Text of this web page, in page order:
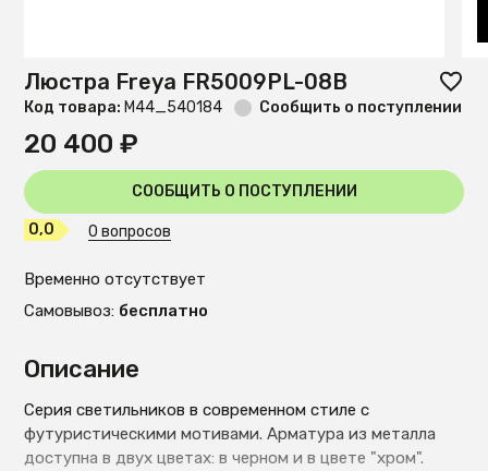
Описание
Серия светильников в современном стиле с
футуристическими мотивами. Арматура из металла
доступна в двух цветах: в черном и в цвете "хром".
Люстра Freya FR5009PL-08B
Код товара: М44_540184 Сообщить о поступлении
20 400 ₽
СООБЩИТЬ О ПОСТУПЛЕНИИ
0,0 0 вопросов
Временно отсутствует
Самовывоз: бесплатно